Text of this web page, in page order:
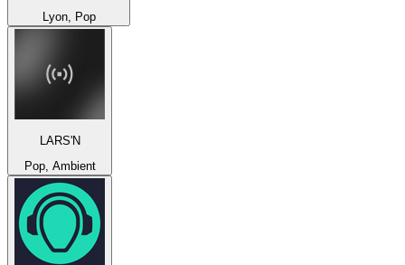
Lyon, Pop
LARS'N
Pop, Ambient